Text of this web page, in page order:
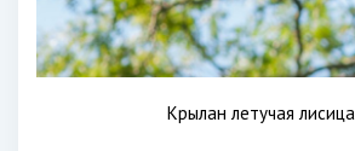
Крылан летучая лисица